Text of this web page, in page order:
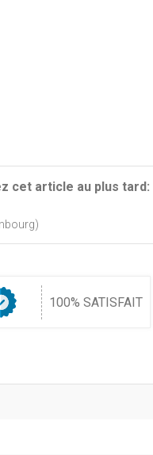
cet article au plus tard:
100% SATISFAIT